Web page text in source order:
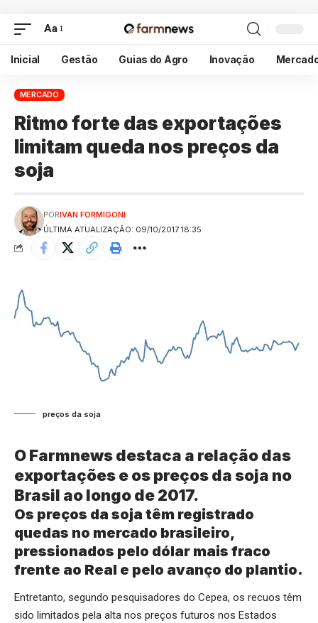
Aa
Inicial Gestão Guias do Agro Inovação
MERCADO
Ritmo forte das exportações
limitam queda nos preços da
soja
ÚLTIMA ATUALIZAÇÃO: 09/10/2017 18:35
PORIVAN FORMIGONI
preços da soja
O Farmnews destaca a relação das
exportações e os preços da soja no
Brasil ao longo de 2017.
Os preços da soja têm registrado
quedas no mercado brasileiro,
pressionados pelo dólar mais fraco
frente ao Real e pelo avanço do plantio.
Entretanto, segundo pesquisadores do Cepea, os recuos têm
sido limitados pela alta nos preços futuros nos Estados